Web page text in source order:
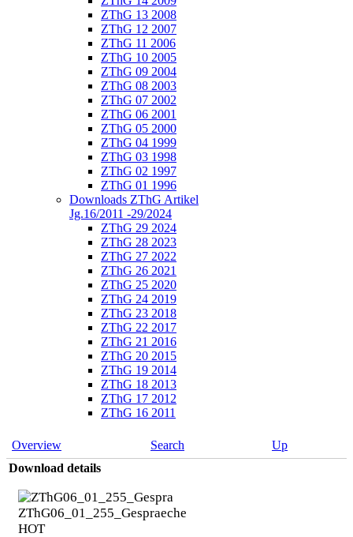
ZThG 13 2008
ZThG 12 2007
ZThG 11 2006
ZThG 10 2005
ZThG 09 2004
ZThG 08 2003
ZThG 07 2002
ZThG 06 2001
ZThG 05 2000
ZThG 04 1999
ZThG 03 1998
ZThG 02 1997
ZThG 01 1996
Downloads ZThG Artikel
Jg.16/2011 -29/2024
ZThG 29 2024
ZThG 28 2023
ZThG 27 2022
ZThG 26 2021
ZThG 25 2020
ZThG 24 2019
ZThG 23 2018
ZThG 22 2017
ZThG 21 2016
ZThG 20 2015
ZThG 19 2014
ZThG 18 2013
ZThG 17 2012
ZThG 16 2011
Overview Search
Up
Download details
ZThG06_01_255_Gespraeche
HOT